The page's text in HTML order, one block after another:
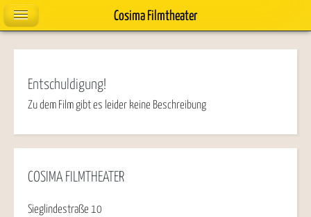
COSIMA FILMTHEATER
Sieglindestraße 10
Entschuldigung!
Zu dem Film gibt es leider keine Beschreibung
Cosima Filmtheater